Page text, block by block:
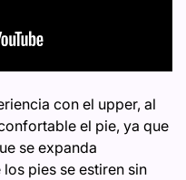
con el upper, al
el pie, ya que
se expanda
pies se estiren sin